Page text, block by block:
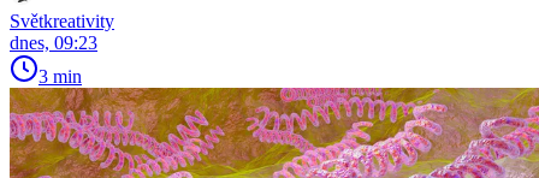
Světkreativity
dnes, 09:23
3 min